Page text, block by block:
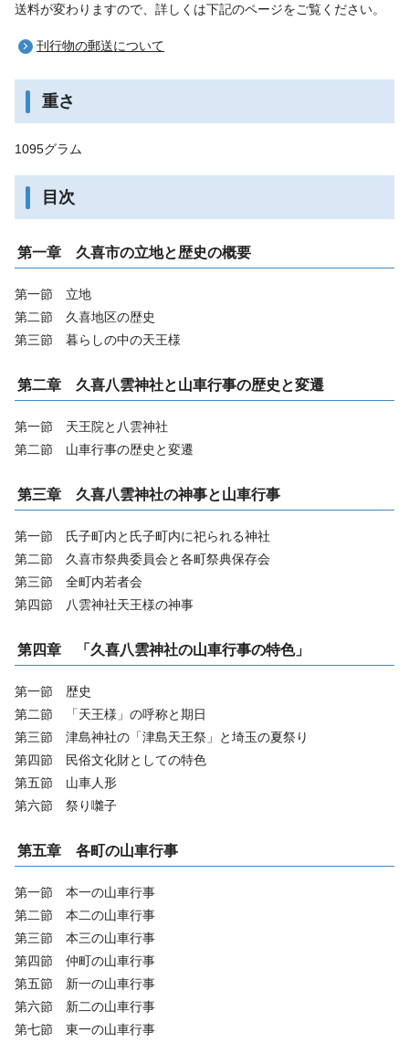
送料が変わりますので、詳しくは下記のページをご覧ください。
刊行物の郵送について
重さ
1095グラム
目次
第一章 久喜市の立地と歴史の概要
第一節 立地
第二節 久喜地区の歴史
第三節 暮らしの中の天王様
第二章 久喜八雲神社と山車行事の歴史と変遷
第一節 天王院と八雲神社
第二節 山車行事の歴史と変遷
第三章 久喜八雲神社の神事と山車行事
第一節 氏子町内と氏子町内に祀られる神社
第二節 久喜市祭典委員会と各町祭典保存会
第三節 全町内若者会
第四節 八雲神社天王様の神事
第四章 「久喜八雲神社の山車行事の特色」
第一節 歴史
第二節 「天王様」の呼称と期日
第三節 津島神社の「津島天王祭」と埼玉の夏祭り
第四節 民俗文化財としての特色
第五節 山車人形
第六節 祭り囃子
第五章 各町の山車行事
第一節 本一の山車行事
第二節 本二の山車行事
第三節 本三の山車行事
第四節 仲町の山車行事
第五節 新一の山車行事
第六節 新二の山車行事
第七節 東一の山車行事